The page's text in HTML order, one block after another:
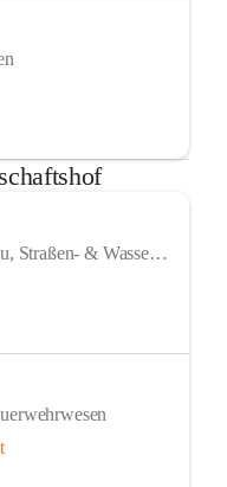
Infrastruktur & Technik, Tiefbau, Straßen- & Wasserbau